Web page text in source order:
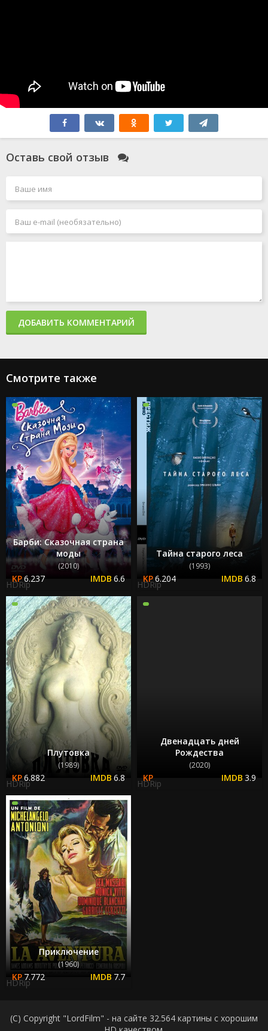
Оставь свой отзыв
ДОБАВИТЬ КОММЕНТАРИЙ
Смотрите также
Барби: Сказочная страна
моды
(2010)
6.237 6.6
HDRip
Тайна старого леса
(1993)
6.204 6.8
HDRip
Плутовка
(1989)
6.882 6.8
HDRip
Двенадцать дней
Рождества
(2020)
3.9
HDRip
Приключение
(1960)
7.772 7.7
HDRip
(C) Copyright "LordFilm" - на сайте 32.564 картины с хорошим